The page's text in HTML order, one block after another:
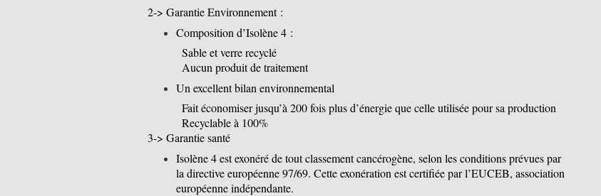
2-> Garantie Environnement :
Composition d’Isolène 4 :
Sable et verre recyclé
Aucun produit de traitement
Un excellent bilan environnemental
Fait économiser jusqu’à 200 fois plus d’énergie que celle utilisée pour sa production
Recyclable à 100%
3-> Garantie santé
Isolène 4 est exonéré de tout classement cancérogène, selon les conditions prévues par
la directive européenne 97/69. Cette exonération est certifiée par l’EUCEB, association
européenne indépendante.